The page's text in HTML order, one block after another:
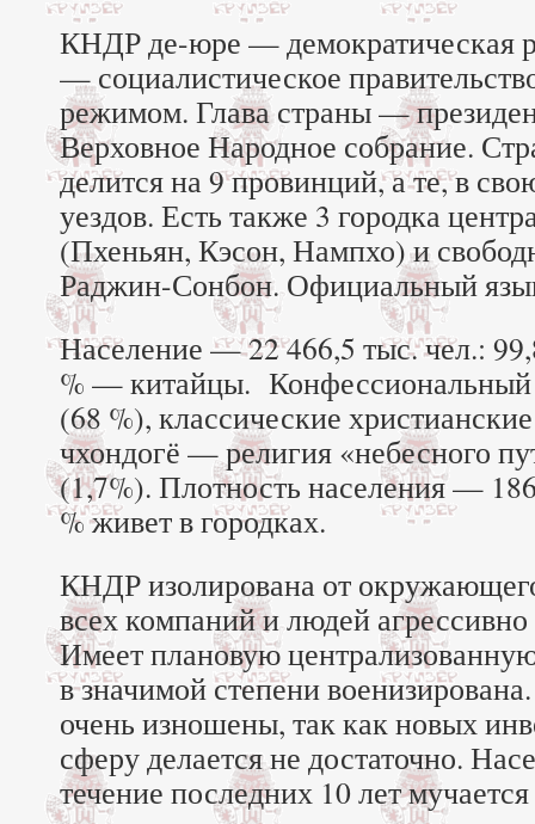
КНДР де-юре — демократическая
— социалистическое
режимом. Глава страны —
Верховное Народное собрание.
делится на 9 провинций, а те, в
уездов. Есть также 3 городка
(Пхеньян, Кэсон, Нампхо) и
Раджин-Сонбон. Официальный
Население — 22 466,5 тыс. чел.:
% — китайцы. Конфессиональный
(68 %), классические
чхондогё — религия «небесного
(1,7%). Плотность населения —
% живет в городках.
КНДР изолирована от
всех компаний и людей агрессивно
Имеет плановую
в значимой степени
очень изношены, так как новых
сферу делается не достаточно.
течение последних 10 лет